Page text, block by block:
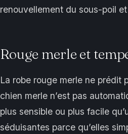
renouvellement du sous-poil
Rouge merle et
La robe rouge merle ne prédit
chien merle n’est pas
plus sensible ou plus facile
séduisantes parce qu’elles